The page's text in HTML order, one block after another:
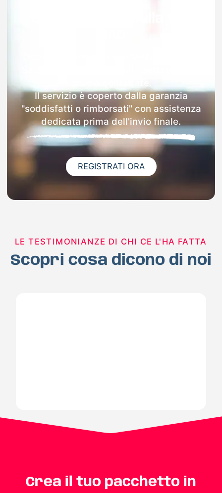
Il servizio è coperto dalla garanzia
"soddisfatti o rimborsati" con assistenza
dedicata prima dell'invio finale.
REGISTRATI ORA
LE TESTIMONIANZE DI CHI CE L'HA FATTA
Scopri cosa dicono di noi
Crea il tuo pacchetto in